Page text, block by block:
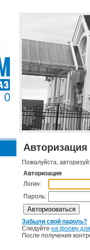
Авторизация
Пожалуйста,
Авторизация
Логин:
Пароль:
Забыли свой пароль?
Следуйте на форму
После получения